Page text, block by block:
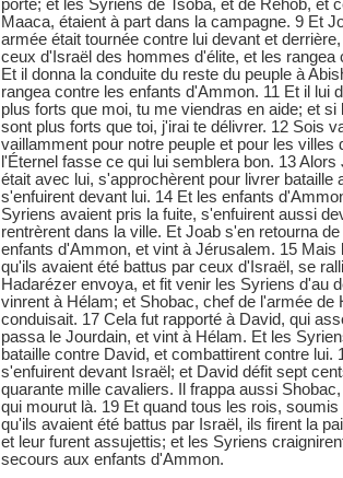
porte; et les Syriens de Tsoba, et de Réhob, et
Maaca, étaient à part dans la campagne. 9 Et
armée était tournée contre lui devant et
ceux d'Israël des hommes d'élite, et les rangea
Et il donna la conduite du reste du peuple à
rangea contre les enfants d'Ammon. 11 Et il lui
plus forts que moi, tu me viendras en aide; et
sont plus forts que toi, j'irai te délivrer. 12 Sois
vaillamment pour notre peuple et pour les villes
l'Éternel fasse ce qui lui semblera bon. 13 Alors
était avec lui, s'approchèrent pour livrer bataille
s'enfuirent devant lui. 14 Et les enfants
Syriens avaient pris la fuite, s'enfuirent aussi
rentrèrent dans la ville. Et Joab s'en retourna
enfants d'Ammon, et vint à Jérusalem. 15 Mais
qu'ils avaient été battus par ceux d'Israël, se
Hadarézer envoya, et fit venir les Syriens d'au
vinrent à Hélam; et Shobac, chef de l'armée de
conduisait. 17 Cela fut rapporté à David, qui
passa le Jourdain, et vint à Hélam. Et les
bataille contre David, et combattirent contre lui.
s'enfuirent devant Israël; et David défit sept
quarante mille cavaliers. Il frappa aussi
qui mourut là. 19 Et quand tous les rois,
qu'ils avaient été battus par Israël, ils firent la
et leur furent assujettis; et les Syriens
secours aux enfants d'Ammon.